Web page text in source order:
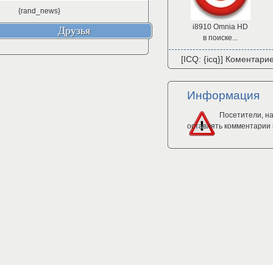
i8910 Omnia HD
в поиске...
[ICQ: {icq}]
Информация
Посетители,
оставлять комментарии
{rand_news}
Друзья